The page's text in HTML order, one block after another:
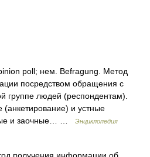
poll; нем. Befragung. Метод
посредством обращения с
группе людей (респондентам).
и устные
и заочные… …
Энциклопедия